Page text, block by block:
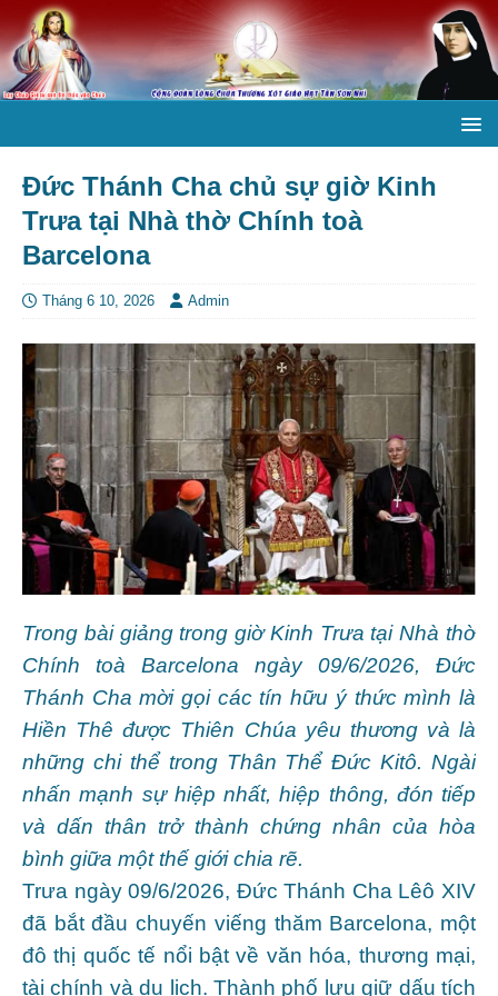
Đức Thánh Cha chủ sự giờ Kinh
Trưa tại Nhà thờ Chính toà
Barcelona
Tháng 6 10, 2026 Admin
Trong bài giảng trong giờ Kinh Trưa tại Nhà thờ
Chính toà Barcelona ngày 09/6/2026, Đức
Thánh Cha mời gọi các tín hữu ý thức mình là
Hiền Thê được Thiên Chúa yêu thương và là
những chi thể trong Thân Thể Đức Kitô. Ngài
nhấn mạnh sự hiệp nhất, hiệp thông, đón tiếp
và dấn thân trở thành chứng nhân của hòa
bình giữa một thế giới chia rẽ.
Trưa ngày 09/6/2026, Đức Thánh Cha Lêô XIV
đã bắt đầu chuyến viếng thăm Barcelona, một
đô thị quốc tế nổi bật về văn hóa, thương mại,
tài chính và du lịch. Thành phố lưu giữ dấu tích